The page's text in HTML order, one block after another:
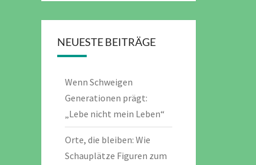
NEUESTE BEITRÄGE
Wenn Schweigen
Generationen prägt:
„Lebe nicht mein Leben“
Orte, die bleiben: Wie
Schauplätze Figuren zum